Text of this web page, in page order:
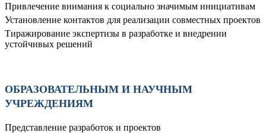
Привлечение внимания к социально значимым инициативам
Установление контактов для реализации совместных проектов
Тиражирование экспертизы в разработке и внедрении
устойчивых решений
ОБРАЗОВАТЕЛЬНЫМ И НАУЧНЫМ
УЧРЕЖДЕНИЯМ
Представление разработок и проектов